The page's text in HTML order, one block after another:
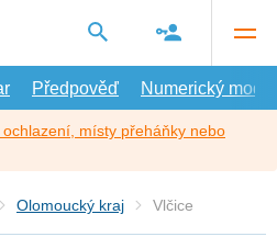
Předpověď Numerický model
místy přeháňky nebo
Olomoucký kraj Vlčice